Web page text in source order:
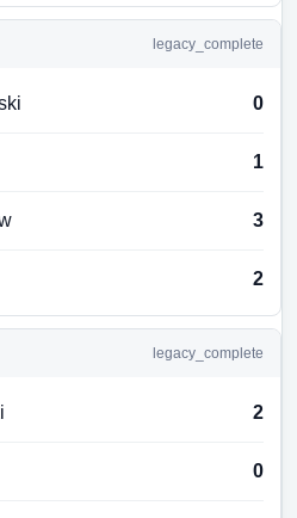
legacy_complete
0
1
3
2
legacy_complete
2
0